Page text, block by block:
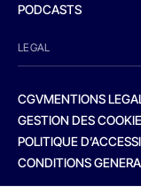
PODCASTS
LEGAL
CGVMENTIONS
GESTION DES
POLITIQUE
CONDITIONS